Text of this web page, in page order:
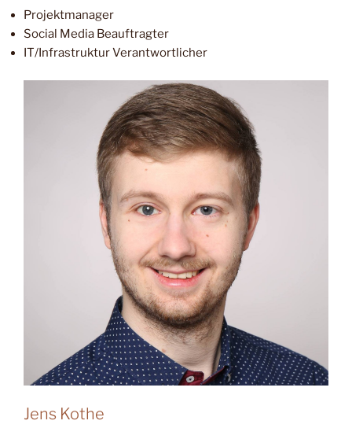
Projektmanager
Social Media Beauftragter
IT/Infrastruktur Verantwortlicher
Jens Kothe